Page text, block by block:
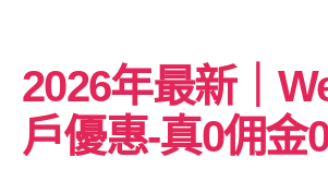
2026年最新｜
戶優惠-真0佣金